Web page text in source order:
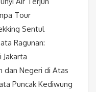
Tour
Sentul
Ragunan:
Jakarta
dan Negeri di Atas
Puncak Kediwung